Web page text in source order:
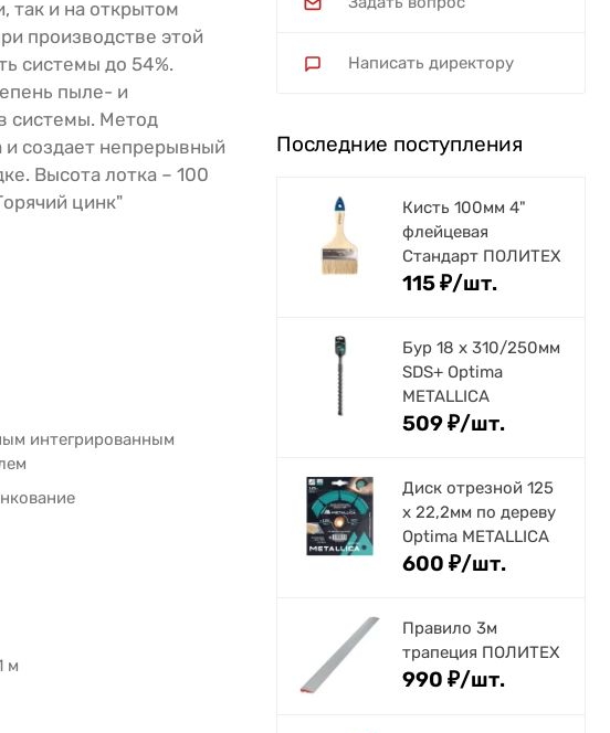
так и на открытом
производстве этой
системы до 54%.
пыле- и
системы. Метод
создает непрерывный
Высота лотка – 100
цинк"
интегрированным
м
Написать директору
Последние поступления
Кисть 100мм 4"
флейцевая
Стандарт ПОЛИТЕХ
115₽/шт.
Бур 18 х 310/250мм
SDS+ Optima
METALLICA
509₽/шт.
Диск отрезной 125
x 22,2мм по дереву
Optima METALLICA
600 ₽/шт.
Правило 3м
трапеция ПОЛИТЕХ
990 ₽/шт.